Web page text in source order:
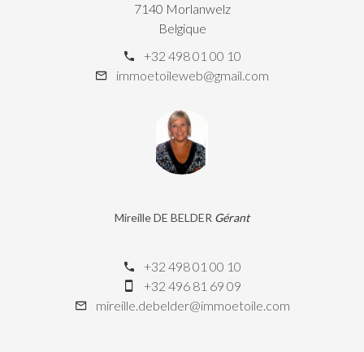
7140 Morlanwelz
Belgique
+32 498 01 00 10
immoetoileweb@gmail.com
Mireille DE BELDER Gérant
+32 498 01 00 10
+32 496 81 69 09
mireille.debelder@immoetoile.com